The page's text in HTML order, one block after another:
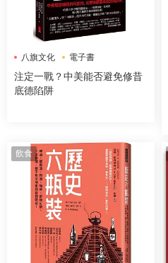
八旗文化 電子書
注定一戰？中美能否避免修昔
底德陷阱
飲食